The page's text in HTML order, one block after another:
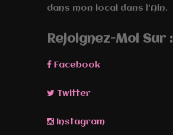
dans mon local dans l'Ain.
Rejoignez-Moi Sur :
Facebook
Twitter
Instagram